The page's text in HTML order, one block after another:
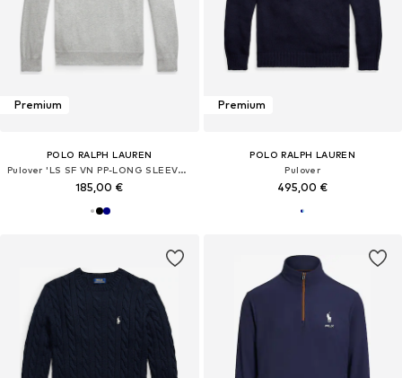
Premium
POLO RALPH LAUREN
Pulover 'LS SF VN PP-LONG SLEEVE-SWEATER'
185,00 €
Premium
POLO RALPH LAUREN
Pulover
495,00 €